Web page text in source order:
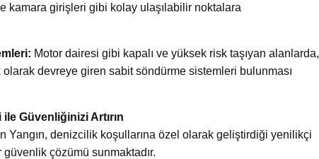
kamara girişleri gibi kolay ulaşılabilir noktalara
Motor dairesi gibi kapalı ve yüksek risk taşıyan alanlarda,
olarak devreye giren sabit söndürme sistemleri bulunması
Güvenliğinizi Artırın
Yangın, denizcilik koşullarına özel olarak geliştirdiği yenilikçi
çözümü sunmaktadır.